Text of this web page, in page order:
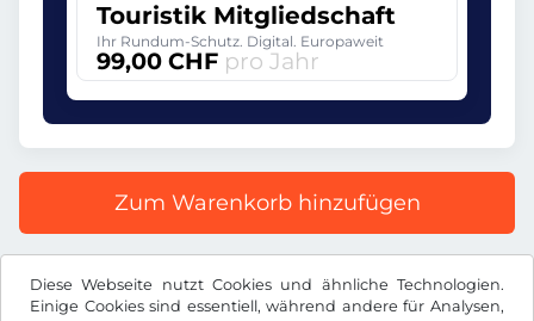
Diese Webseite nutzt Cookies und ähnliche Technologien.
Einige Cookies sind essentiell, während andere für Analysen,
Touristik Mitgliedschaft
Ihr Rundum-Schutz. Digital. Europaweit
99,00 CHF pro Jahr
Zum Warenkorb hinzufügen
Alle Preise inkl. gesetzlicher MwSt.